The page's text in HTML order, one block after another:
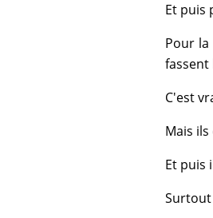
Et puis
Pour
fassent
C'est
Mais
Et puis